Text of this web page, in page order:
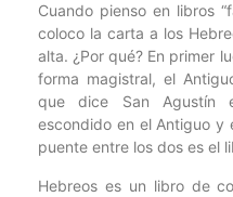
Cuando pienso en libros
coloco la carta a los
alta. ¿Por qué? En primer
forma magistral, el
que dice San Agustín
escondido en el Antiguo y
puente entre los dos es el
Hebreos es un libro de